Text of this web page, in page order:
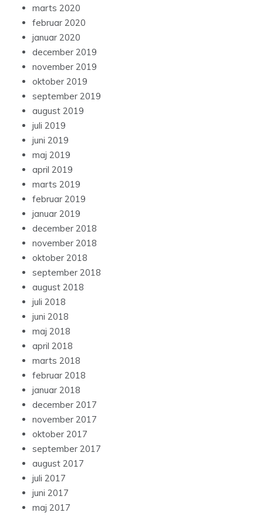
marts 2020
februar 2020
januar 2020
december 2019
november 2019
oktober 2019
september 2019
august 2019
juli 2019
juni 2019
maj 2019
april 2019
marts 2019
februar 2019
januar 2019
december 2018
november 2018
oktober 2018
september 2018
august 2018
juli 2018
juni 2018
maj 2018
april 2018
marts 2018
februar 2018
januar 2018
december 2017
november 2017
oktober 2017
september 2017
august 2017
juli 2017
juni 2017
maj 2017